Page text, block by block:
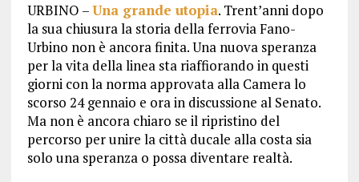
URBINO –Una grande utopia. Trent’anni dopo
la sua chiusura la storia della ferrovia Fano-
Urbino non è ancora finita. Una nuova speranza
per la vita della linea sta riaffiorando in questi
giorni con la norma approvata alla Camera lo
scorso 24 gennaio e ora in discussione al Senato.
Ma non è ancora chiaro se il ripristino del
percorso per unire la città ducale alla costa sia
solo una speranza o possa diventare realtà.